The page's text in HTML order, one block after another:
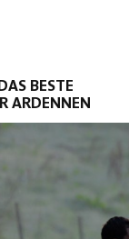
BESTE
ARDENNEN